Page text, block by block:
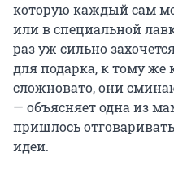
которую каждый сам
или в специальной
раз уж сильно
для подарка, к тому же
сложновато, они
— объясняет одна из
пришлось
идеи.